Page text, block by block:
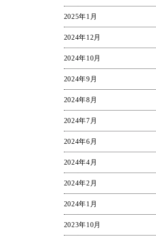
2025年1月
2024年12月
2024年10月
2024年9月
2024年8月
2024年7月
2024年6月
2024年4月
2024年2月
2024年1月
2023年10月